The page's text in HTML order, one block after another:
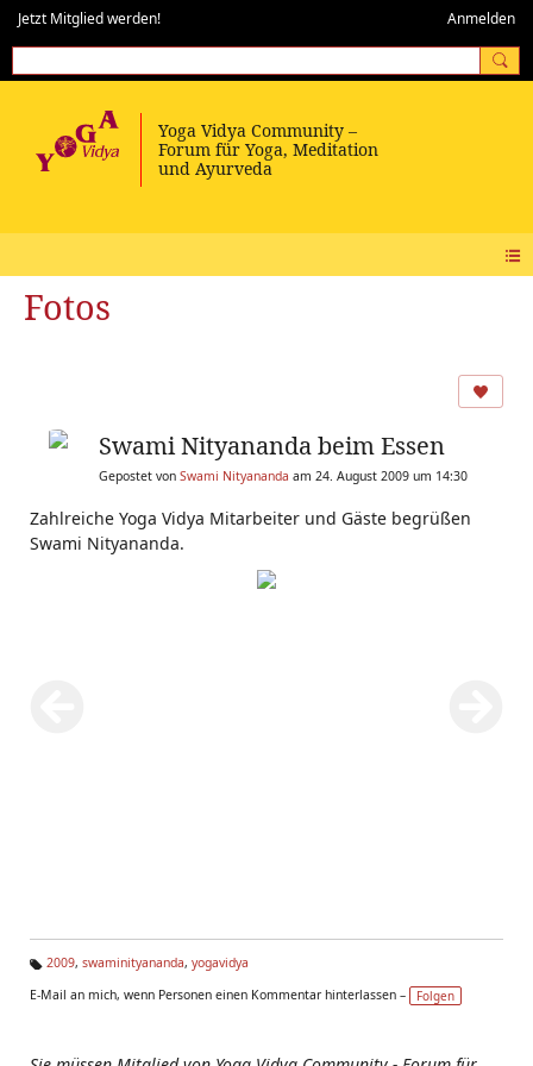
Jetzt Mitglied werden! Anmelden
Fotos
Swami Nityananda beim Essen
Gepostet von Swami Nityananda am 24. August 2009 um 14:30
Zahlreiche Yoga Vidya Mitarbeiter und Gäste begrüßen
Swami Nityananda.
g
2009, swaminityananda, yogavidya
E-Mail an mich, wenn Personen einen Kommentar hinterlassen –
Folgen